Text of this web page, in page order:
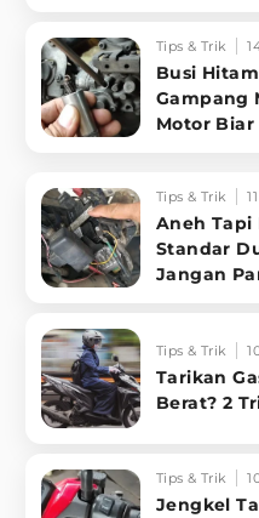
Tips & Trik
Busi
Gampang
Motor
Tips & Trik
Aneh Tapi
Standar
Jangan
Tips & Trik
Tarikan
Berat? 2
Tips & Trik
Jengkel